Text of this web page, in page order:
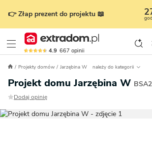
👉 Złap prezent do projektu 📖
4.9 667 opinii
Projekty domów Jarzębina W należy do kategorii
Projekt domu Jarzębina W
Dodaj opinię